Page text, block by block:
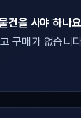
건을 사야 하나
구매가 없습니